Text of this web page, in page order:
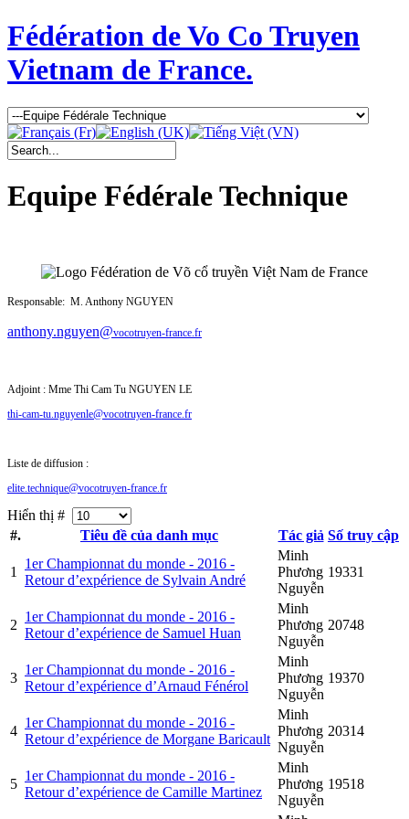
Fédération de Vo Co Truyen
Vietnam de France.
Equipe Fédérale Technique
Responsable: M. Anthony NGUYEN
anthony.nguyen@vocotruyen-france.fr
Adjoint : Mme Thi Cam Tu NGUYEN LE
thi-cam-tu.nguyenle@vocotruyen-france.fr
Liste de diffusion :
elite.technique@vocotruyen-france.fr
Hiển thị #
#.
Tiêu đề của danh mục Tác giả Số truy cập
1
1er Championnat du monde - 2016 -
Retour d’expérience de Sylvain André
Minh
Phương
Nguyễn
19331
2
1er Championnat du monde - 2016 -
Retour d’expérience de Samuel Huan
Minh
Phương
Nguyễn
20748
3
1er Championnat du monde - 2016 -
Retour d’expérience d’Arnaud Fénérol
Minh
Phương
Nguyễn
19370
4
1er Championnat du monde - 2016 -
Retour d’expérience de Morgane Baricault
Minh
Phương
Nguyễn
20314
5
1er Championnat du monde - 2016 -
Retour d’expérience de Camille Martinez
Minh
Phương
Nguyễn
19518